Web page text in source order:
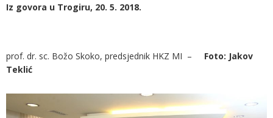
Iz govora u Trogiru, 20. 5. 2018.
prof. dr. sc. Božo Skoko, predsjednik HKZ MI – Foto: Jakov
Teklić